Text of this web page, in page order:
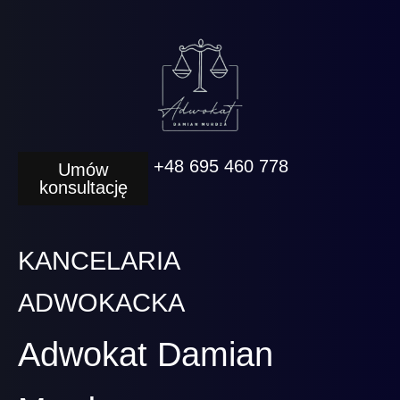
Umów
konsultację
+48 695 460 778
KANCELARIA
ADWOKACKA
Adwokat Damian